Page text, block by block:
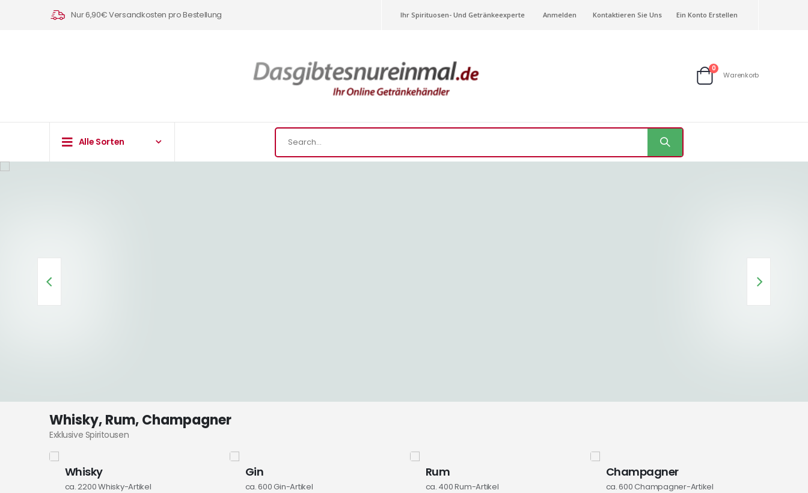
Nur 6,90€ Versandkosten pro Bestellung Ihr Spirituosen- Und Getränkeexperte Anmelden Kontaktieren Sie Uns Ein Konto Erstellen
Warenkorb
0Artikel
Warenkorb
Alle Sorten
Whisky, Rum, Champagner
Exklusive Spiritousen
Whisky
ca. 2200Whisky-Artikel
Gin
ca. 600Gin-Artikel
Rum
ca. 400Rum-Artikel
Champagner
ca. 600Champagner-Artikel